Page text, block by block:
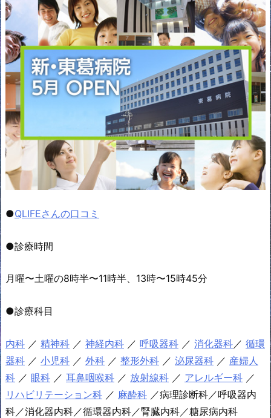
●QLIFEさんの口コミ
●診療時間
月曜〜土曜の8時半〜11時半、13時〜15時45分
●診療科目
内科 ／ 精神科 ／ 神経内科 ／ 呼吸器科 ／ 消化器科 ／ 循環
器科 ／ 小児科 ／ 外科 ／ 整形外科 ／ 泌尿器科 ／ 産婦人
科 ／ 眼科 ／ 耳鼻咽喉科 ／ 放射線科 ／ アレルギー科 ／
リハビリテーション科 ／ 麻酔科 ／病理診断科／呼吸器内
科／消化器内科／循環器内科／腎臓内科／糖尿病内科